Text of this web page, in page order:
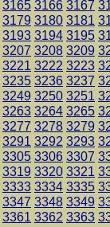
3165 3166 3167
3179 3180 3181
3193 3194 3195
3207 3208 3209
3221 3222 3223
3235 3236 3237
3249 3250 3251
3263 3264 3265
3277 3278 3279
3291 3292 3293
3305 3306 3307
3319 3320 3321
3333 3334 3335
3347 3348 3349
3361 3362 3363